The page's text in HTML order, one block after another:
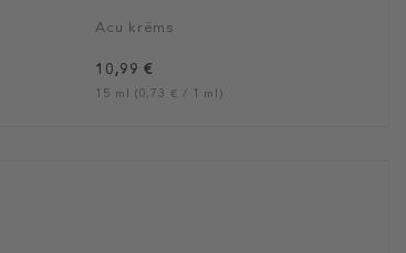
Acu krēms
10,99 €
15 ml (0,73 € / 1 ml)